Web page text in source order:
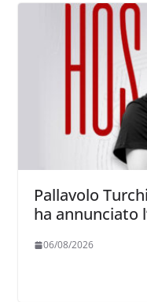
Pallavolo
ha annunciato
06/08/2026